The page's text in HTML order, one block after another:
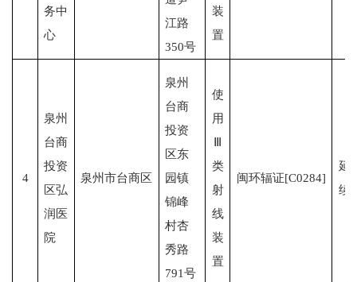
务中
心
江路
350号
装
置
4
泉州
台商
投资
区弘
润医
院
泉州市台商区
泉州
台商
投资
区东
园镇
锦峰
村杏
秀路
791号
使
用
Ⅲ
类
射
线
装
置
闽环辐证[C0284]
延
续